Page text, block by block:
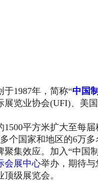
于1987年，简称“中国
览业协会(UFI)、美
平方米扩大至每
个国家和地区的6万
集效应。加入“中国
会展中心举办，期待与
级展览会。